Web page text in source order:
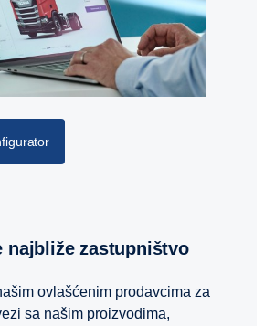
najbliže zastupništvo
ovlašćenim prodavcima za
sa našim proizvodima,